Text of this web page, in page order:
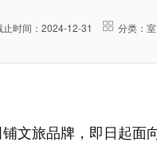
止时间：2024-12-31 分类：
文旅品牌，即日起面